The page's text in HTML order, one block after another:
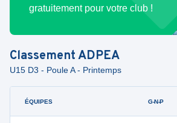
gratuitement pour votre club !
ClassementADPEA
U15 D3 - Poule A - Printemps
ÉQUIPES G-N-P